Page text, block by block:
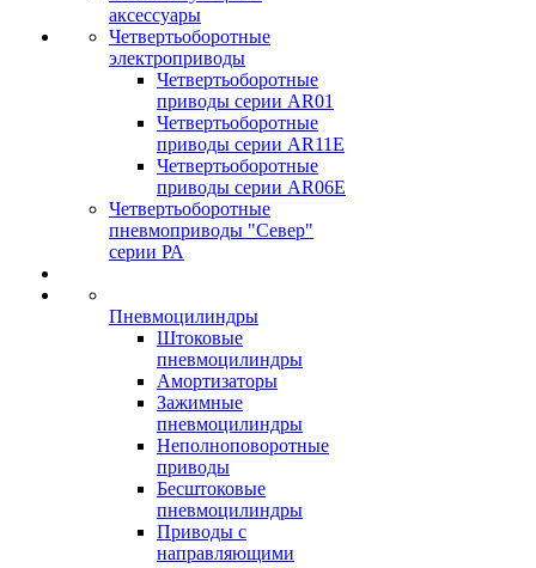
аксессуары
Четвертьоборотные
электроприводы
Четвертьоборотные
приводы серии AR01
Четвертьоборотные
приводы серии AR11E
Четвертьоборотные
приводы серии AR06E
Четвертьоборотные
пневмоприводы "Север"
серии РА
Пневмоцилиндры
Штоковые
пневмоцилиндры
Амортизаторы
Зажимные
пневмоцилиндры
Неполноповоротные
приводы
Бесштоковые
пневмоцилиндры
Приводы с
направляющими